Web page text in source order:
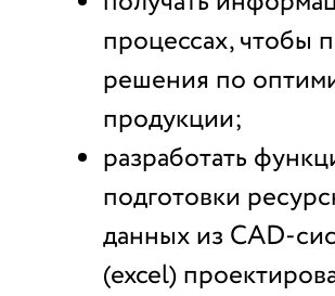
процессах, чтобы
решения по
продукции;
разработать
подготовки
данных из CAD-
(excel)